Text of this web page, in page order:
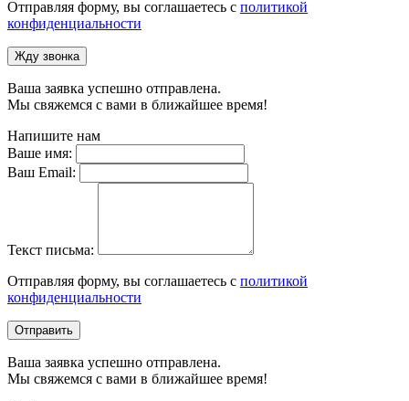
Отправляя форму, вы соглашаетесь с политикой
конфиденциальности
Жду звонка
Ваша заявка успешно отправлена.
Мы свяжемся с вами в ближайшее время!
Напишите нам
Ваше имя:
Ваш Email:
Текст письма:
Отправляя форму, вы соглашаетесь с политикой
конфиденциальности
Отправить
Ваша заявка успешно отправлена.
Мы свяжемся с вами в ближайшее время!